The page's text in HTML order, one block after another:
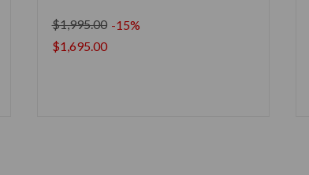
$1,695.00
$1,995.00 -15%